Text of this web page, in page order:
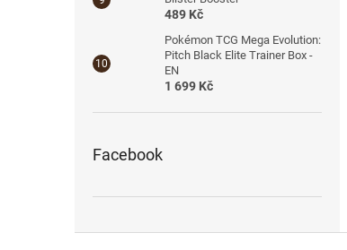
489 Kč
Pokémon TCG Mega Evolution:
Pitch Black Elite Trainer Box -
EN
1 699 Kč
Facebook